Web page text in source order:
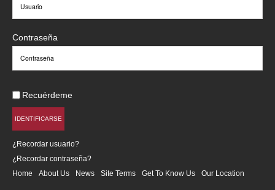
Contraseña
Recuérdeme
IDENTIFICARSE
¿Recordar usuario?
¿Recordar contraseña?
Home
About Us News Site Terms Get To Know Us Our Location